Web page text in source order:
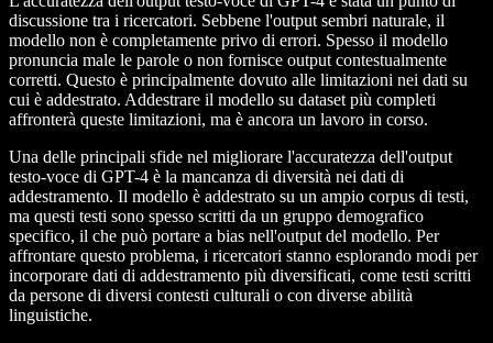
discussione tra i ricercatori. Sebbene l'output sembri naturale, il
modello non è completamente privo di errori. Spesso il modello
pronuncia male le parole o non fornisce output contestualmente
corretti. Questo è principalmente dovuto alle limitazioni nei dati su
cui è addestrato. Addestrare il modello su dataset più completi
affronterà queste limitazioni, ma è ancora un lavoro in corso.
Una delle principali sfide nel migliorare l'accuratezza dell'output
testo-voce di GPT-4 è la mancanza di diversità nei dati di
addestramento. Il modello è addestrato su un ampio corpus di testi,
ma questi testi sono spesso scritti da un gruppo demografico
specifico, il che può portare a bias nell'output del modello. Per
affrontare questo problema, i ricercatori stanno esplorando modi per
incorporare dati di addestramento più diversificati, come testi scritti
da persone di diversi contesti culturali o con diverse abilità
linguistiche.